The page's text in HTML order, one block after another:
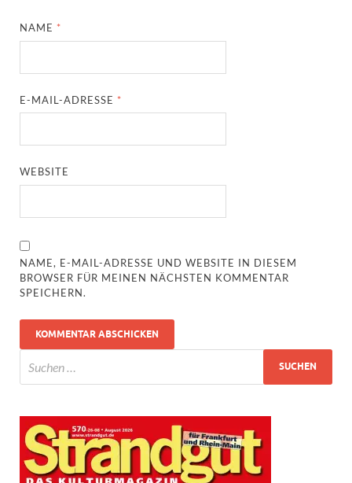
NAME *
E-MAIL-ADRESSE *
WEBSITE
NAME, E-MAIL-ADRESSE UND WEBSITE IN DIESEM
BROWSER FÜR MEINEN NÄCHSTEN KOMMENTAR
SPEICHERN.